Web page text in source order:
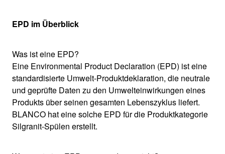
EPD im Überblick
Was ist eine EPD?
Eine Environmental Product Declaration (EPD) ist eine
standardisierte Umwelt-Produktdeklaration, die neutrale
und geprüfte Daten zu den Umwelteinwirkungen eines
Produkts über seinen gesamten Lebenszyklus liefert.
BLANCO hat eine solche EPD für die Produktkategorie
Silgranit-Spülen erstellt.